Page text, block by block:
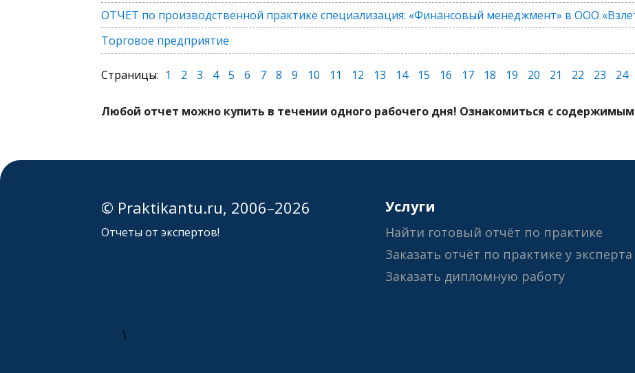
ОТЧЕТ по производственной практике специализация: «Финансовый менеджмент» в ООО
Торговое предприятие
Страницы: 1 2 3 4 5 6 7 8 9 10 11 12 13 14 15 16 17 18 19 20 21 22 23 24
Любой отчет можно купить в течении одного рабочего дня! Ознакомиться с содержимым
© Praktikantu.ru, 2006–2026
Отчеты от экспертов!
Услуги
Найти готовый отчёт по практике
Заказать отчёт по практике у эксперта
Заказать дипломную работу
\